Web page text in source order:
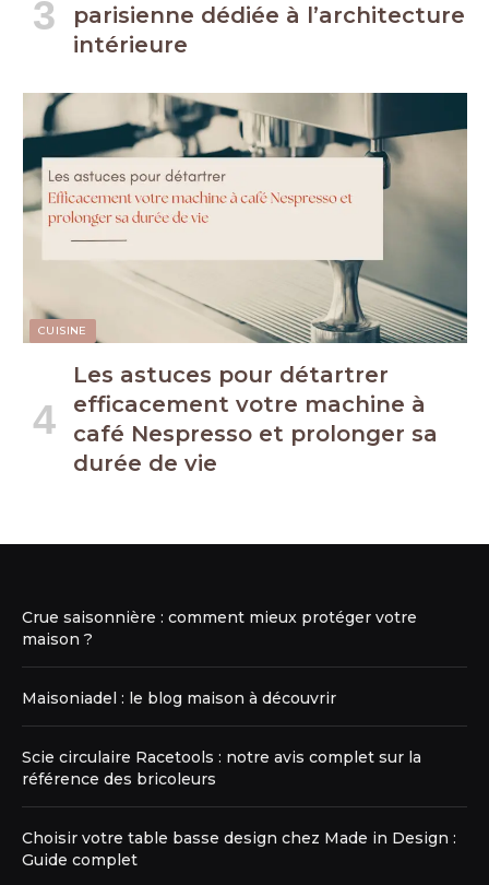
parisienne dédiée à l’architecture
intérieure
CUISINE
Les astuces pour détartrer
efficacement votre machine à
café Nespresso et prolonger sa
durée de vie
Crue saisonnière : comment mieux protéger votre
maison ?
Maisoniadel : le blog maison à découvrir
Scie circulaire Racetools : notre avis complet sur la
référence des bricoleurs
Choisir votre table basse design chez Made in Design :
Guide complet